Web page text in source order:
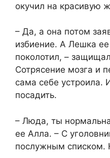
окучил на красивую
– Да, а она потом
избиение. А Лешка ее
поколотил, –
Сотрясение мозга и
сама себе устроила.
посадить.
– Люда, ты
ее Алла. – С
послужным списком.